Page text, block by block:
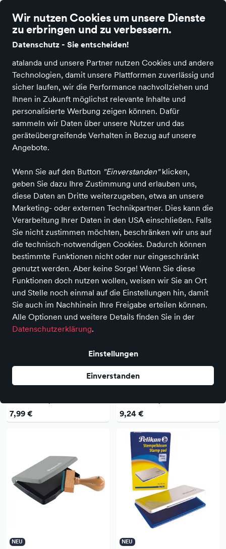
Wir nutzen Cookies um unsere Dienste
zu erbringen und zu verbessern.
Datenschutz - Sie entscheiden!
atalanda und unsere Partner nutzen Cookies und andere
Technologien, damit unsere Plattformen zuverlässig und
sicher laufen, wir die Performance nachvollziehen und
Ihnen in Zukunft möglichst relevante Inhalte und
personalisierte Werbung zeigen können. Dafür
sammeln wir Daten über unsere Nutzer und das
geräteübergreifende Verhalten in Bezug auf unsere
Angebote.
Wenn Sie auf den Button "Einverstanden"klicken,
geben Sie dazu Ihre Zustimmung und erlauben uns,
diese Daten an Dritte weiterzugeben, etwa an unsere
Marketing- oder externen Technikpartner. Dies kann die
Verarbeitung Ihrer Daten in den USA einschließen. Falls
Sie nicht zustimmen möchten, beschränken wir uns auf
die technisch-notwendigen Cookies. Dadurch können
bestimmte Funktionen nicht oder nur eingeschränkt
genutzt werden. Aber keine Sorge! Wenn Sie diese
Funktionen doch nutzen wollen, weisen wir Sie an Ort
und Stelle noch einmal auf die Einstellungen hin, damit
Sie auch im Nachhinein Ihre Freigabe erteilen können.
Alle Optionen und weitere Details finden Sie in der
Datenschutzerklärung.
Einstellungen
Einverstanden
Alle Kategorien Neuheiten Angebote Sportartikel Fashion &
Einkaufen in Heilbronn Kunst & Unterhaltung
Hobby &
Kunst
Kunsthandwerk & Hobby
Kunst- &
Bastelmaterialien
Bastelfarben, -tinten & -lacke Stempelkissen
Stempelkissenin Heilbronn
Marken
89 Produkte
Polymerstempel 70 x 50 mm
(B x H) rot
7,99 €
Pelikan
Polymerstempel 70 x 50 mm
(B x H) blau
9,24 €
NEU NEU